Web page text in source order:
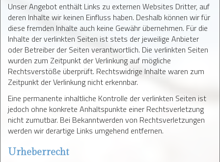
Unser Angebot enthält Links zu externen Websites Dritter, auf
deren Inhalte wir keinen Einfluss haben. Deshalb können wir für
diese fremden Inhalte auch keine Gewähr übernehmen. Für die
Inhalte der verlinkten Seiten ist stets der jeweilige Anbieter
oder Betreiber der Seiten verantwortlich. Die verlinkten Seiten
wurden zum Zeitpunkt der Verlinkung auf mögliche
Rechtsverstöße überprüft. Rechtswidrige Inhalte waren zum
Zeitpunkt der Verlinkung nicht erkennbar.
Eine permanente inhaltliche Kontrolle der verlinkten Seiten ist
jedoch ohne konkrete Anhaltspunkte einer Rechtsverletzung
nicht zumutbar. Bei Bekanntwerden von Rechtsverletzungen
werden wir derartige Links umgehend entfernen.
Urheberrecht